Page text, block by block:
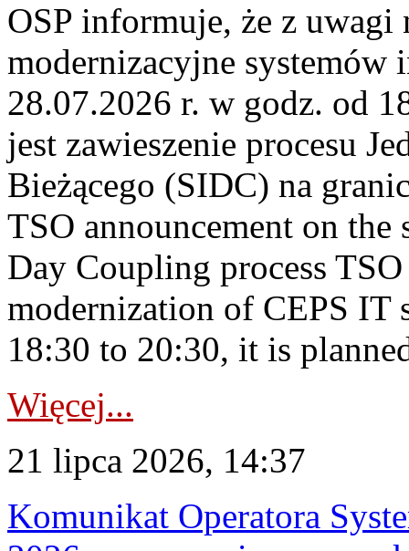
OSP informuje, że z uwagi
modernizacyjne
28.07.2026 r. w godz. od
jest zawieszenie procesu
Bieżącego (SIDC) na
TSO announcement on
Day Coupling process
modernization of CEPS IT
18:30 to 20:30, it is
Więcej...
21 lipca 2026, 14:37
Komunikat Operatora